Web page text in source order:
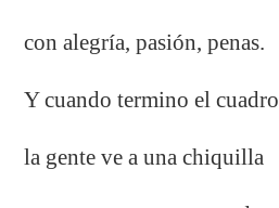
con alegría, pasión, penas.
Y cuando termino el cuadro
la gente ve a una chiquilla